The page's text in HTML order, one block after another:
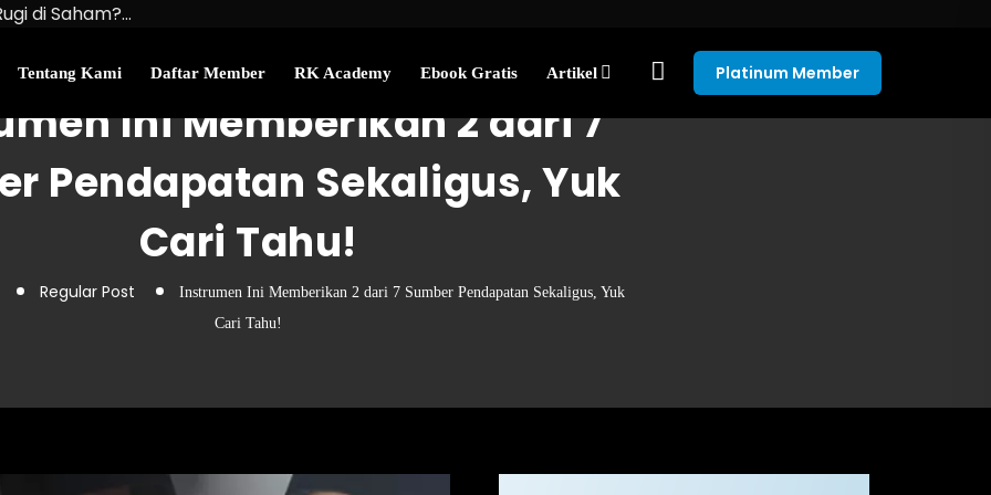
di Saham?…
Uang Perlu…
Tentang Kami Daftar Member RK Academy Ebook Gratis Artikel Platinum Member
Ini Memberikan 2 dari 7
Pendapatan Sekaligus, Yuk
Cari Tahu!
Regular Post
Instrumen Ini Memberikan 2 dari 7 Sumber Pendapatan Sekaligus, Yuk
Cari Tahu!